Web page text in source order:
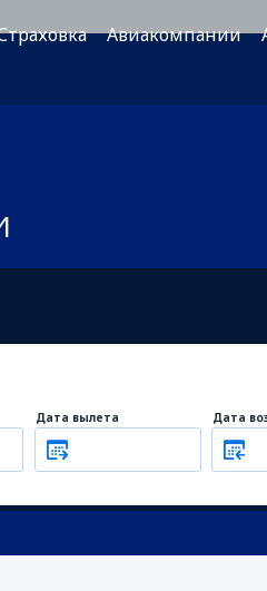
Авиакомпании
Дата вылета Дата